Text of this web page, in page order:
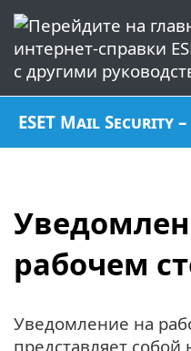
ESET Mail Security
рабочем
Уведомление на
представляет